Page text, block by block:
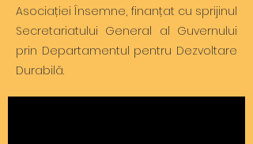
Asociației Însemne, finanțat cu sprijinul
Secretariatului General al Guvernului
prin Departamentul pentru Dezvoltare
Durabilă.